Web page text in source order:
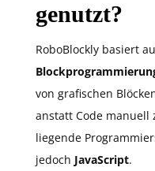
genutzt?
RoboBlockly basiert
von grafischen
anstatt Code manuell
liegende
jedoch JavaScript.